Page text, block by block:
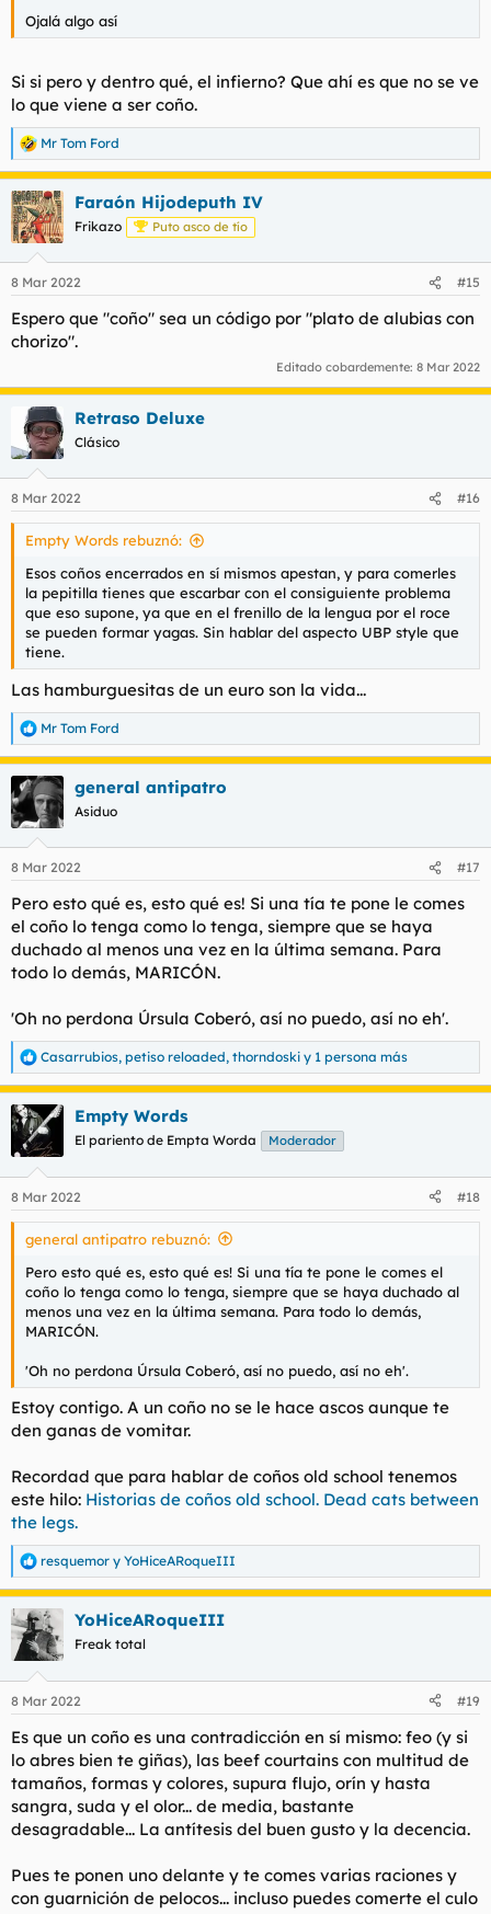
Ojalá algo así
Si si pero y dentro qué, el infierno? Que ahí es que no se ve
lo que viene a ser coño.
R
e
a
c
c
i
e
:
Mr Tom Ford
Faraón Hijodeputh IV
Frikazo Puto asco de tío
8 Mar 2022 #15
Espero que "coño" sea un código por "plato de alubias con
chorizo".
Editado cobardemente: 8 Mar 2022
Retraso Deluxe
Clásico
8 Mar 2022 #16
Empty Words rebuznó:
Esos coños encerrados en sí mismos apestan, y para comerles
la pepitilla tienes que escarbar con el consiguiente problema
que eso supone, ya que en el frenillo de la lengua por el roce
se pueden formar yagas. Sin hablar del aspecto UBP style que
tiene.
Las hamburguesitas de un euro son la vida...
R
e
a
c
c
i
e
:
Mr Tom Ford
general antipatro
Asiduo
8 Mar 2022 #17
Pero esto qué es, esto qué es! Si una tía te pone le comes
el coño lo tenga como lo tenga, siempre que se haya
duchado al menos una vez en la última semana. Para
todo lo demás, MARICÓN.
'Oh no perdona Úrsula Coberó, así no puedo, así no eh'.
R
e
a
c
c
i
e
s
Casarrubios, petiso reloaded, thorndoski y 1 persona más
Empty Words
El pariento de Empta Worda Moderador
8 Mar 2022 #18
general antipatro rebuznó:
Pero esto qué es, esto qué es! Si una tía te pone le comes el
coño lo tenga como lo tenga, siempre que se haya duchado al
menos una vez en la última semana. Para todo lo demás,
MARICÓN.
'Oh no perdona Úrsula Coberó, así no puedo, así no eh'.
Estoy contigo. A un coño no se le hace ascos aunque te
den ganas de vomitar.
Recordad que para hablar de coños old school tenemos
este hilo: Historias de coños old school. Dead cats between
the legs.
R
e
a
c
c
e
:
resquemor y YoHiceARoqueIII
YoHiceARoqueIII
Freak total
8 Mar 2022 #19
Es que un coño es una contradicción en sí mismo: feo (y si
lo abres bien te giñas), las beef courtains con multitud de
tamaños, formas y colores, supura flujo, orín y hasta
sangra, suda y el olor... de media, bastante
desagradable... La antítesis del buen gusto y la decencia.
Pues te ponen uno delante y te comes varias raciones y
con guarnición de pelocos... incluso puedes comerte el culo